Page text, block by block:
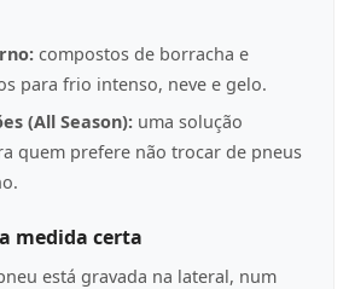
compostos de borracha e
para frio intenso, neve e gelo.
(All Season): uma solução
quem prefere não trocar de pneus
medida certa
está gravada na lateral, num